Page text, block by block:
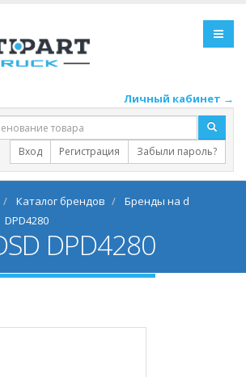
Личный кабинет →
Вход Регистрация Забыли пароль?
Каталог брендов
Бренды на d
DPD4280
DPD4280